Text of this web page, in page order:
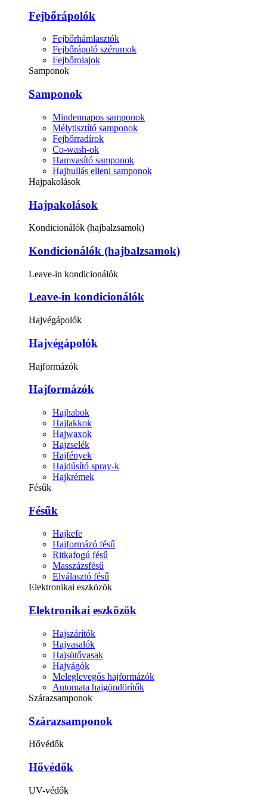
Fejbőrápolók
Fejbőrhámlasztók
Fejbőrápoló szérumok
Fejbőrolajok
Samponok
Samponok
Mindennapos samponok
Mélytisztító samponok
Fejbőrradírok
Co-wash-ok
Hamvasító samponok
Hajhullás elleni samponok
Hajpakolások
Hajpakolások
Kondicionálók (hajbalzsamok)
Kondicionálók (hajbalzsamok)
Leave-in kondicionálók
Leave-in kondicionálók
Hajvégápolók
Hajvégápolók
Hajformázók
Hajformázók
Hajhabok
Hajlakkok
Hajwaxok
Hajzselék
Hajfények
Hajdúsító spray-k
Hajkrémek
Fésűk
Fésűk
Hajkefe
Hajformázó fésű
Ritkafogú fésű
Masszázsfésű
Elválasztó fésű
Elektronikai eszközök
Elektronikai eszközök
Hajszárítók
Hajvasalók
Hajsütővasak
Hajvágók
Meleglevegős hajformázók
Automata hajgöndörítők
Szárazsamponok
Szárazsamponok
Hővédők
Hővédők
UV-védők